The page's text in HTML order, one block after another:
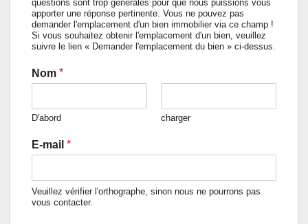
questions sont trop générales pour que nous puissions vous
apporter une réponse pertinente. Vous ne pouvez pas
demander l'emplacement d'un bien immobilier via ce champ !
Si vous souhaitez obtenir l'emplacement d'un bien, veuillez
suivre le lien « Demander l'emplacement du bien » ci-dessus.
Nom *
D'abord charger
E-mail *
Veuillez vérifier l'orthographe, sinon nous ne pourrons pas
vous contacter.